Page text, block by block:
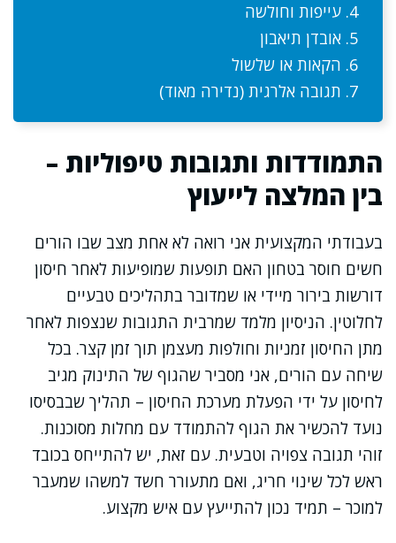
עייפות וחולשה
אובדן תיאבון
הקאות או שלשול
תגובה אלרגית (נדירה מאוד)
התמודדות ותגובות טיפוליות –
בין המלצה לייעוץ
בעבודתי המקצועית אני רואה לא אחת מצב שבו הורים
חשים חוסר בטחון האם תופעות שמופיעות לאחר חיסון
דורשות בירור מיידי או שמדובר בתהליכים טבעיים
לחלוטין. הניסיון מלמד שמרבית התגובות שנצפות לאחר
מתן החיסון זמניות וחולפות מעצמן תוך זמן קצר. בכל
שיחה עם הורים, אני מסביר שהגוף של התינוק מגיב
לחיסון על ידי הפעלת מערכת החיסון – תהליך שבבסיסו
נועד להכשיר את הגוף להתמודד עם מחלות מסוכנות.
זוהי תגובה צפויה וטבעית. עם זאת, יש להתייחס בכובד
ראש לכל שינוי חריג, ואם מתעורר חשד למשהו שמעבר
למוכר – תמיד נכון להתייעץ עם איש מקצוע.